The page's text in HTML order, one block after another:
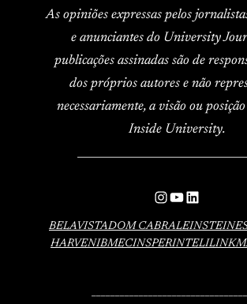
As opiniões expressas pelos
e anunciantes do University
publicações assinadas são de
dos próprios autores e não
necessariamente, a visão ou
Inside University.
Instagram
YouTube
LinkedIn
BELAVISTADOM CABRALEINSTEIN
HARVENIBMECINSPERINTELILINK